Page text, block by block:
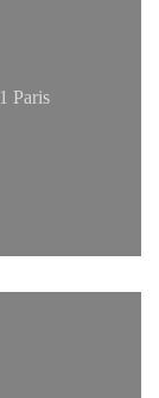
Paris
в